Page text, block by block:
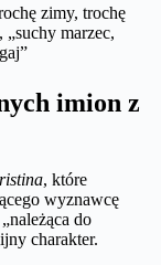
zimy, trochę
marzec,
imion z
, które
wyznawcę
do
charakter.